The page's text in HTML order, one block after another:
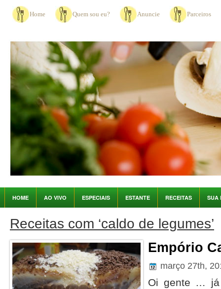
Home Quem sou eu? Anuncie Parceiros
HOME AO VIVO ESPECIAIS ESTANTE RECEITAS SUA
Receitas com ‘caldo de legumes’
Empório
março 27th,
Oi gente … já